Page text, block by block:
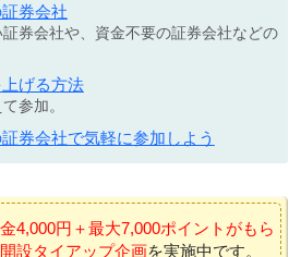
券会社
券会社や、資金不要の証券会社などの
げる方法
参加。
券会社で気軽に参加しよう
4,000円＋最大7,000ポイントがもら
設タイアップ企画を実施中です。